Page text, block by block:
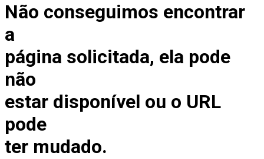
Não conseguimos encontrar
a
página solicitada, ela pode
não
estar disponível ou o URL
pode
ter mudado.